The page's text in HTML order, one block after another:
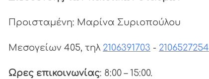
Προισταμένη: Μαρίνα Συριοπούλου
Μεσογείων 405, τηλ 2106391703 - 2106527254
Ωρες επικοινωνίας: 8:00 – 15:00.